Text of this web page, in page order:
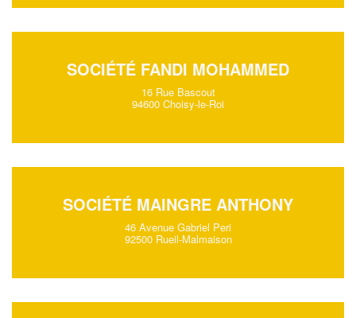
SOCIÉTÉ FANDI MOHAMMED
16 Rue Bascout
94600 Choisy-le-Roi
SOCIÉTÉ MAINGRE ANTHONY
46 Avenue Gabriel Peri
92500 Rueil-Malmaison